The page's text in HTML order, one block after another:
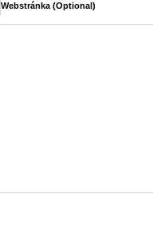
Webstránka (Optional)